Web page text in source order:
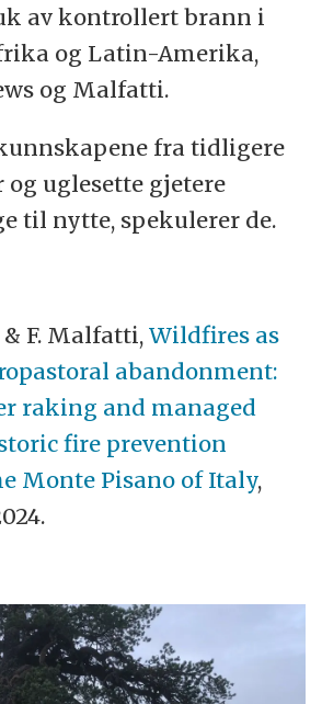
av kontrollert brann i
og Latin-Amerika,
og Malfatti.
fra tidligere
uglesette gjetere
til nytte, spekulerer de.
& F. Malfatti,Wildfires as
abandonment:
raking and managed
fire prevention
Monte Pisano of Italy,